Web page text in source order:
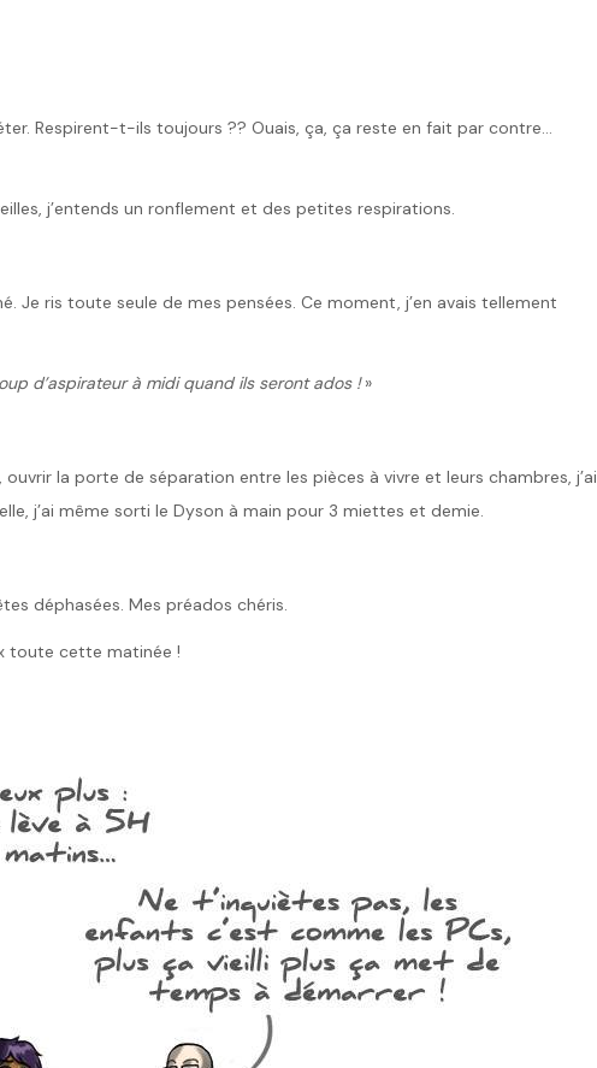
Respirent-t-ils toujours ?? Ouais, ça, ça reste en fait par contre…
j’entends un ronflement et des petites respirations.
Je ris toute seule de mes pensées. Ce moment, j’en avais tellement
d’aspirateur à midi quand ils seront ados !»
la porte de séparation entre les pièces à vivre et leurs chambres, j’ai
j’ai même sorti le Dyson à main pour 3 miettes et demie.
déphasées. Mes préados chéris.
toute cette matinée !